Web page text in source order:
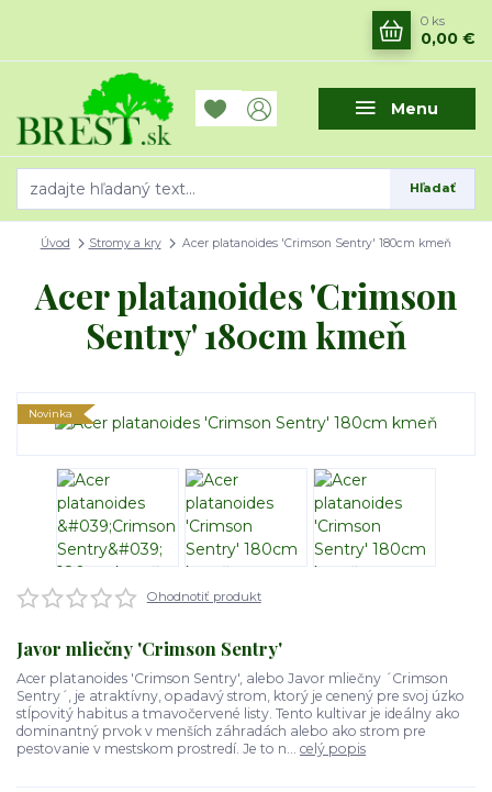
Menu
Hľadať
0 ks
0,00 €
Úvod Stromy a kry Acer platanoides 'Crimson Sentry' 180cm kmeň
Acer platanoides 'Crimson
Sentry' 180cm kmeň
Novinka
Ohodnotiť produkt
Javor mliečny 'Crimson Sentry'
Acer platanoides 'Crimson Sentry', alebo Javor mliečny ´Crimson
Sentry´, je atraktívny, opadavý strom, ktorý je cenený pre svoj úzko
stĺpovitý habitus a tmavočervené listy. Tento kultivar je ideálny ako
dominantný prvok v menších záhradách alebo ako strom pre
pestovanie v mestskom prostredí. Je to n... celý popis